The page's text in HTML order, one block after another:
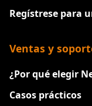
Regístrese para
Ventas y
¿Por qué elegir
Casos prácticos